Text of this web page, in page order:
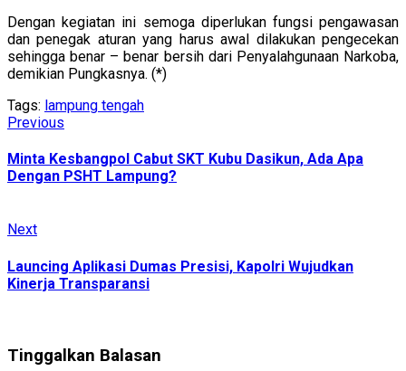
Dengan kegiatan ini semoga diperlukan fungsi pengawasan
dan penegak aturan yang harus awal dilakukan pengecekan
sehingga benar – benar bersih dari Penyalahgunaan Narkoba,
demikian Pungkasnya. (*)
Tags: lampung tengah
Continue
Reading
Previous
Minta Kesbangpol Cabut SKT Kubu Dasikun, Ada Apa
Dengan PSHT Lampung?
NextNext
Launcing Aplikasi Dumas Presisi, Kapolri Wujudkan
Kinerja Transparansi
Tinggalkan Balasan